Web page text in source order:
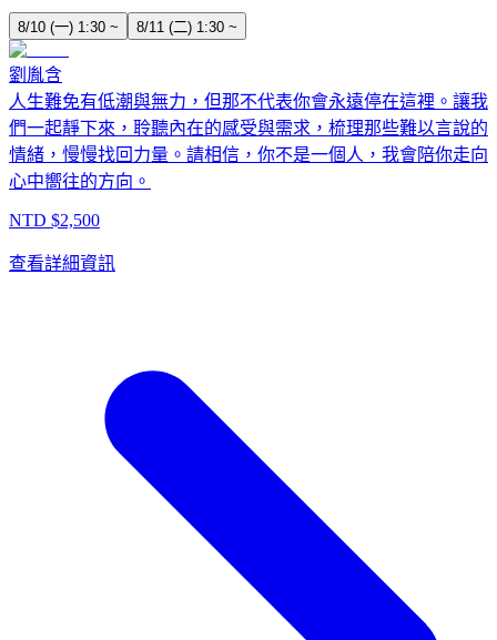
8/10 (一) 1:30 ~ 8/11 (二) 1:30 ~
劉胤含
人生難免有低潮與無力，但那不代表你會永遠停在這裡。讓我
們一起靜下來，聆聽內在的感受與需求，梳理那些難以言說的
情緒，慢慢找回力量。請相信，你不是一個人，我會陪你走向
心中嚮往的方向。
NTD $2,500
查看詳細資訊